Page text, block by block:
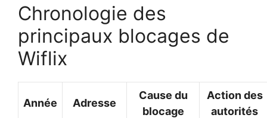
Chronologie des
principaux blocages de
Wiflix
Année Adresse
Cause du
blocage
Action des
autorités